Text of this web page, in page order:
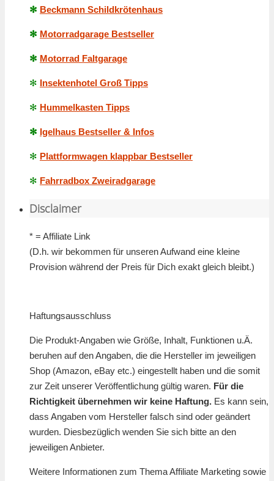
✻ Beckmann Schildkrötenhaus
✻ Motorradgarage Bestseller
✻ Motorrad Faltgarage
✻ Insektenhotel Groß Tipps
✻ Hummelkasten Tipps
✻ Igelhaus Bestseller & Infos
✻ Plattformwagen klappbar Bestseller
✻ Fahrradbox Zweiradgarage
Disclaimer
* = Affiliate Link
(D.h. wir bekommen für unseren Aufwand eine kleine
Provision während der Preis für Dich exakt gleich bleibt.)
Haftungsausschluss
Die Produkt-Angaben wie Größe, Inhalt, Funktionen u.Ä.
beruhen auf den Angaben, die die Hersteller im jeweiligen
Shop (Amazon, eBay etc.) eingestellt haben und die somit
zur Zeit unserer Veröffentlichung gültig waren. Für die
Richtigkeit übernehmen wir keine Haftung. Es kann sein,
dass Angaben vom Hersteller falsch sind oder geändert
wurden. Diesbezüglich wenden Sie sich bitte an den
jeweiligen Anbieter.
Weitere Informationen zum Thema Affiliate Marketing sowie